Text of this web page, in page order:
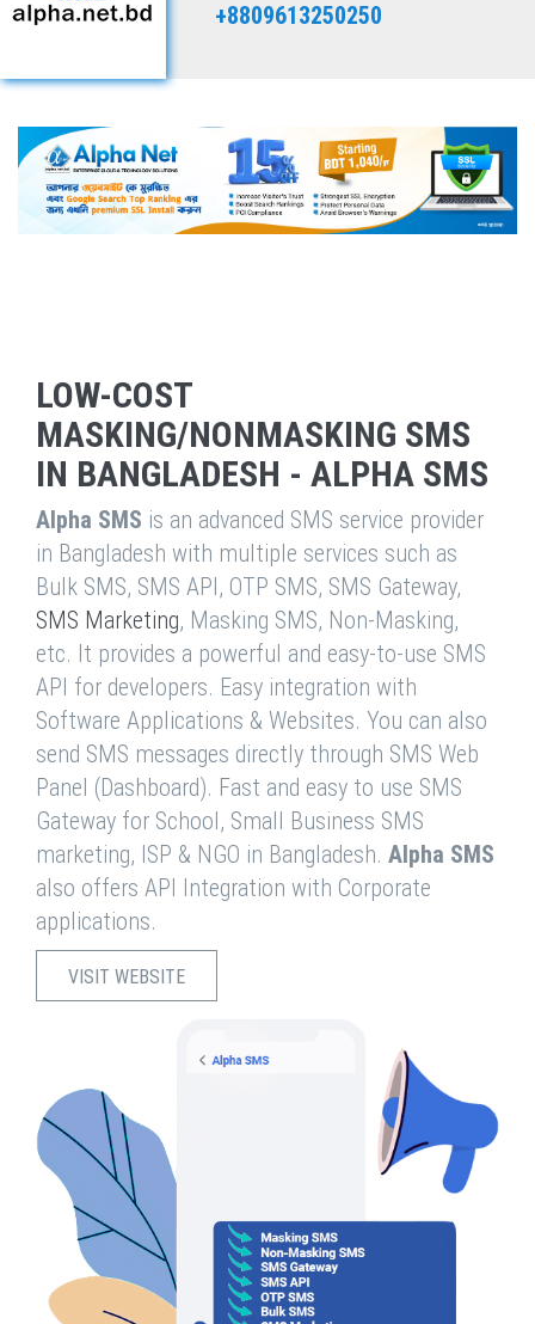
+8809613250250
LOW-COST
MASKING/NONMASKING SMS
IN BANGLADESH - ALPHA SMS
Alpha SMS is an advanced SMS service provider
in Bangladesh with multiple services such as
Bulk SMS, SMS API, OTP SMS, SMS Gateway,
SMS Marketing, Masking SMS, Non-Masking,
etc. It provides a powerful and easy-to-use SMS
API for developers. Easy integration with
Software Applications & Websites. You can also
send SMS messages directly through SMS Web
Panel (Dashboard). Fast and easy to use SMS
Gateway for School, Small Business SMS
marketing, ISP & NGO in Bangladesh. Alpha SMS
also offers API Integration with Corporate
applications.
VISIT WEBSITE